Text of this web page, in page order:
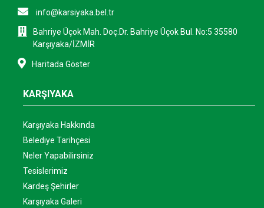
info@karsiyaka.bel.tr
Bahriye Üçok Mah. Doç.Dr. Bahriye Üçok Bul. No:5 35580
Karşıyaka/İZMİR
Haritada Göster
KARŞIYAKA
Karşıyaka Hakkında
Belediye Tarihçesi
Neler Yapabilirsiniz
Tesislerimiz
Kardeş Şehirler
Karşıyaka Galeri